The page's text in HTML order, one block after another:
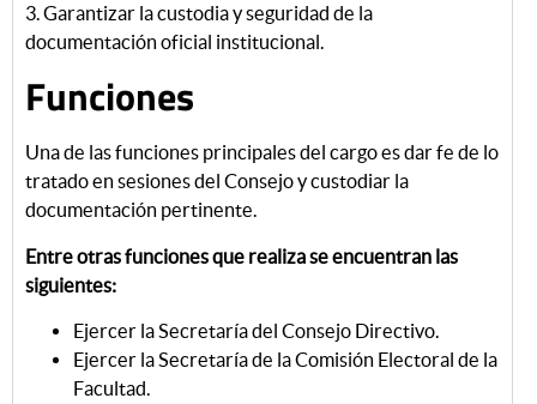
3. Garantizar la custodia y seguridad de la
documentación oficial institucional.
Funciones
Una de las funciones principales del cargo es dar fe de lo
tratado en sesiones del Consejo y custodiar la
documentación pertinente.
Entre otras funciones que realiza se encuentran las
siguientes:
Ejercer la Secretaría del Consejo Directivo.
Ejercer la Secretaría de la Comisión Electoral de la
Facultad.